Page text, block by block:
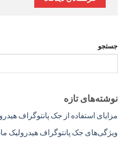
جستجو
نوشته‌های تازه
مزایای استفاده از جک پانتوگراف
ویژگی‌های جک پانتوگراف هیدرولیک